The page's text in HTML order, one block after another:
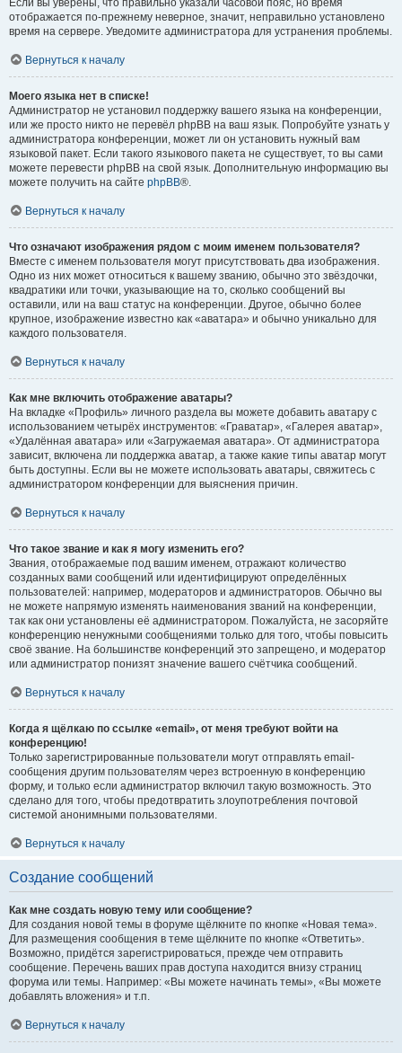
отображается по-прежнему неверное, значит, неправильно установлено
время на сервере. Уведомите администратора для устранения проблемы.
Вернуться к началу
Моего языка нет в списке!
Администратор не установил поддержку вашего языка на конференции,
или же просто никто не перевёл phpBB на ваш язык. Попробуйте узнать у
администратора конференции, может ли он установить нужный вам
языковой пакет. Если такого языкового пакета не существует, то вы сами
можете перевести phpBB на свой язык. Дополнительную информацию вы
можете получить на сайте phpBB®.
Вернуться к началу
Что означают изображения рядом с моим именем пользователя?
Вместе с именем пользователя могут присутствовать два изображения.
Одно из них может относиться к вашему званию, обычно это звёздочки,
квадратики или точки, указывающие на то, сколько сообщений вы
оставили, или на ваш статус на конференции. Другое, обычно более
крупное, изображение известно как «аватара» и обычно уникально для
каждого пользователя.
Вернуться к началу
Как мне включить отображение аватары?
На вкладке «Профиль» личного раздела вы можете добавить аватару с
использованием четырёх инструментов: «Граватар», «Галерея аватар»,
«Удалённая аватара» или «Загружаемая аватара». От администратора
зависит, включена ли поддержка аватар, а также какие типы аватар могут
быть доступны. Если вы не можете использовать аватары, свяжитесь с
администратором конференции для выяснения причин.
Вернуться к началу
Что такое звание и как я могу изменить его?
Звания, отображаемые под вашим именем, отражают количество
созданных вами сообщений или идентифицируют определённых
пользователей: например, модераторов и администраторов. Обычно вы
не можете напрямую изменять наименования званий на конференции,
так как они установлены её администратором. Пожалуйста, не засоряйте
конференцию ненужными сообщениями только для того, чтобы повысить
своё звание. На большинстве конференций это запрещено, и модератор
или администратор понизят значение вашего счётчика сообщений.
Вернуться к началу
Когда я щёлкаю по ссылке «email», от меня требуют войти на
конференцию!
Только зарегистрированные пользователи могут отправлять email-
сообщения другим пользователям через встроенную в конференцию
форму, и только если администратор включил такую возможность. Это
сделано для того, чтобы предотвратить злоупотребления почтовой
системой анонимными пользователями.
Вернуться к началу
Создание сообщений
Как мне создать новую тему или сообщение?
Для создания новой темы в форуме щёлкните по кнопке «Новая тема».
Для размещения сообщения в теме щёлкните по кнопке «Ответить».
Возможно, придётся зарегистрироваться, прежде чем отправить
сообщение. Перечень ваших прав доступа находится внизу страниц
форума или темы. Например: «Вы можете начинать темы», «Вы можете
добавлять вложения» и т.п.
Вернуться к началу